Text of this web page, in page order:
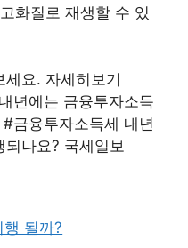
화질로 재생할 수 있
요. 자세히보기
년에는 금융투자소득
금융투자소득세 내년
되나요? 국세일보
될까?